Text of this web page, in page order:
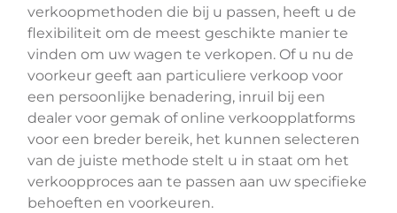
verkoopmethoden die bij u passen, heeft u de
flexibiliteit om de meest geschikte manier te
vinden om uw wagen te verkopen. Of u nu de
voorkeur geeft aan particuliere verkoop voor
een persoonlijke benadering, inruil bij een
dealer voor gemak of online verkoopplatforms
voor een breder bereik, het kunnen selecteren
van de juiste methode stelt u in staat om het
verkoopproces aan te passen aan uw specifieke
behoeften en voorkeuren.